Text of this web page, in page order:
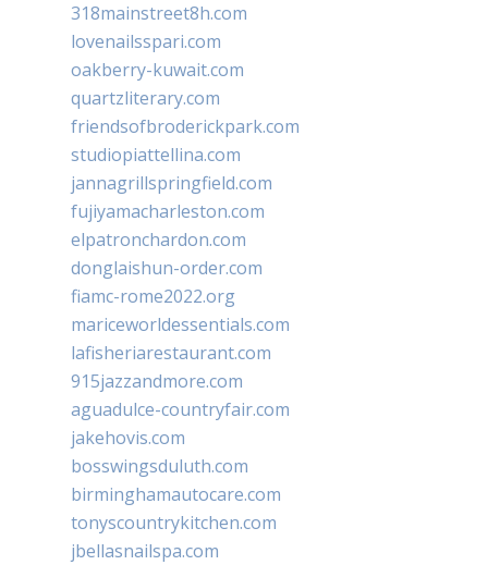
318mainstreet8h.com
lovenailsspari.com
oakberry-kuwait.com
quartzliterary.com
friendsofbroderickpark.com
studiopiattellina.com
jannagrillspringfield.com
fujiyamacharleston.com
elpatronchardon.com
donglaishun-order.com
fiamc-rome2022.org
mariceworldessentials.com
lafisheriarestaurant.com
915jazzandmore.com
aguadulce-countryfair.com
jakehovis.com
bosswingsduluth.com
birminghamautocare.com
tonyscountrykitchen.com
jbellasnailspa.com